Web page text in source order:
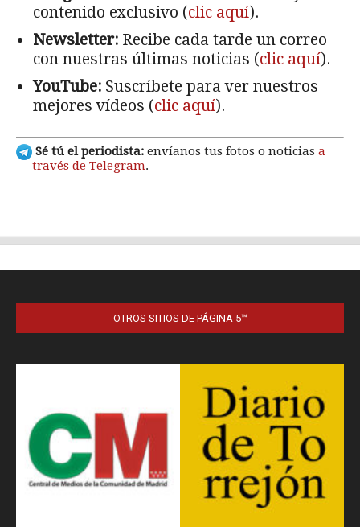
OTROS SITIOS DE PÁGINA 5™